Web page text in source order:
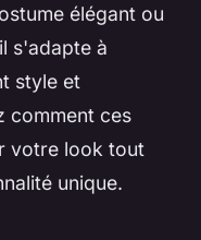
élégant ou
s'adapte à
style et
comment ces
votre look tout
unique.